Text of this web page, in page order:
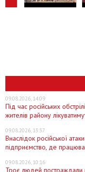
09.08.2026, 14:09
Під час російських
жителів району
09.08.2026, 13:37
Внаслідок російської
підприємство, де
09.08.2026, 10:16
Троє людей постраждали